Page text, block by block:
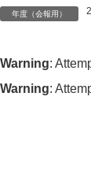
日
年度（会報用）
Warning:
Warning: